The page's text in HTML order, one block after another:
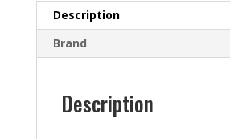
Description
Brand
Description